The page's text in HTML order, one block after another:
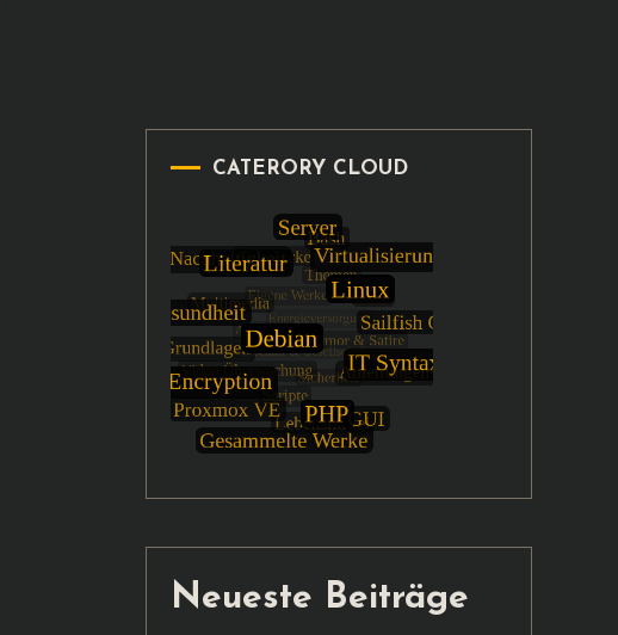
CATERORY CLOUD
Neueste Beiträge